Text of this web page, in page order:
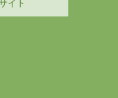
イト